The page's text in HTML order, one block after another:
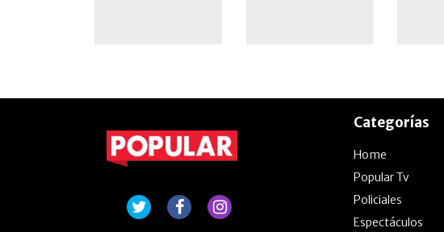
Categorías
Home
Popular Tv
Policiales
Espectáculos